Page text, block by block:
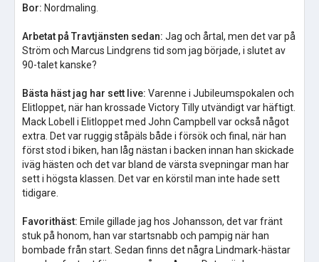
Bor: Nordmaling.
Arbetat på Travtjänsten sedan: Jag och årtal, men det var på
Ström och Marcus Lindgrens tid som jag började, i slutet av
90-talet kanske?
Bästa häst jag har sett live: Varenne i Jubileumspokalen och
Elitloppet, när han krossade Victory Tilly utvändigt var häftigt.
Mack Lobell i Elitloppet med John Campbell var också något
extra. Det var ruggig ståpäls både i försök och final, när han
först stod i biken, han låg nästan i backen innan han skickade
iväg hästen och det var bland de värsta svepningar man har
sett i högsta klassen. Det var en körstil man inte hade sett
tidigare.
Favorithäst: Emile gillade jag hos Johansson, det var fränt
stuk på honom, han var startsnabb och pampig när han
bombade från start. Sedan finns det några Lindmark-hästar